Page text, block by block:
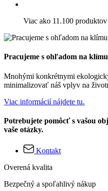
Viac ako 11.100 produktov
Pracujeme s ohľadom na
Mnohými konkrétnymi
minimalizovať náš vplyv na
Viac informácií nájdete tu.
Potrebujete pomôcť s vašou
vaše otázky.
Kontakt
Overená kvalita
Bezpečný a spoľahlivý nákup